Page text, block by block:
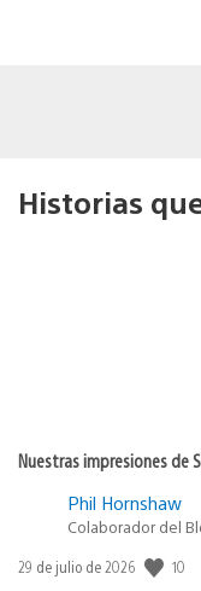
Historias
Nuestras impresiones de
Phil Hornshaw
Colaborador del
Fecha
29 de julio de 2026 10